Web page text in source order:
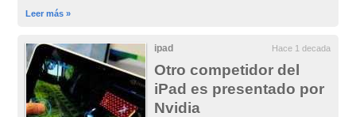
Leer más »
ipad Hace 1 decada
Otro competidor del
iPad es presentado por
Nvidia